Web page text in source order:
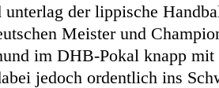
der lippische
Meister und
im DHB-Pokal knapp mit
jedoch ordentlich ins